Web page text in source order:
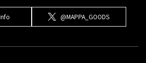
@MAPPA_GOODS